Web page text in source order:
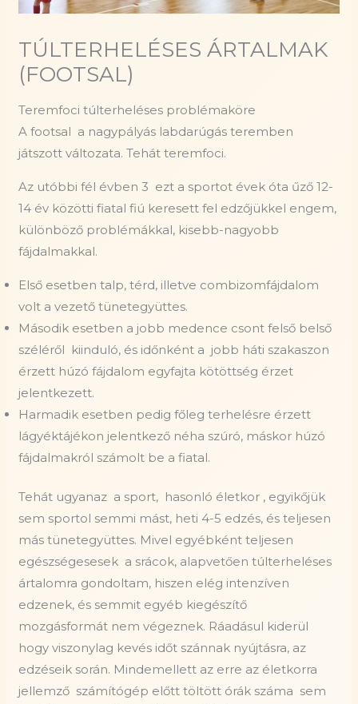
TÚLTERHELÉSES ÁRTALMAK
(FOOTSAL)
Teremfoci túlterheléses problémaköre
A footsal a nagypályás labdarúgás teremben
játszott változata. Tehát teremfoci.
Az utóbbi fél évben 3 ezt a sportot évek óta űző 12-
14 év közötti fiatal fiú keresett fel edzőjükkel engem,
különböző problémákkal, kisebb-nagyobb
fájdalmakkal.
Első esetben talp, térd, illetve combizomfájdalom
volt a vezető tünetegyüttes.
Második esetben a jobb medence csont felső belső
széléről kiinduló, és időnként a jobb háti szakaszon
érzett húzó fájdalom egyfajta kötöttség érzet
jelentkezett.
Harmadik esetben pedig főleg terhelésre érzett
lágyéktájékon jelentkező néha szúró, máskor húzó
fájdalmakról számolt be a fiatal.
Tehát ugyanaz a sport, hasonló életkor , egyikőjük
sem sportol semmi mást, heti 4-5 edzés, és teljesen
más tünetegyüttes. Mivel egyébként teljesen
egészségesesek a srácok, alapvetően túlterheléses
ártalomra gondoltam, hiszen elég intenzíven
edzenek, és semmit egyéb kiegészítő
mozgásformát nem végeznek. Ráadásul kiderül
hogy viszonylag kevés időt szánnak nyújtásra, az
edzéseik során. Mindemellett az erre az életkorra
jellemző számítógép előtt töltött órák száma sem